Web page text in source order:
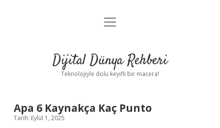
Anasayfa
Yasal Uyarı
menüyü
Dijital Dünya Rehberi
Teknolojiyle dolu keyifli bir macera!
Apa 6 Kaynakça Kaç Punto
Tarih: Eylül 1, 2025